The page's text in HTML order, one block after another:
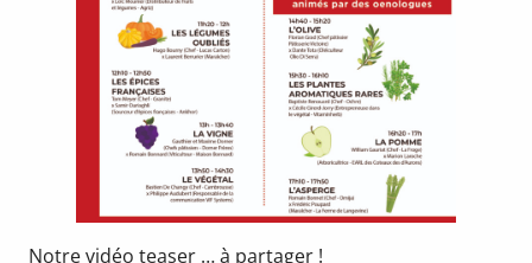
Notre vidéo teaser … à partager !